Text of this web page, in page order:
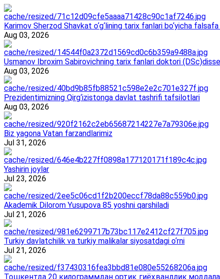
Karimov Sherzod Shavkat o‘g‘lining tarix fanlari bo‘yicha
Aug 03, 2026
Usmanov Ibroxim Sabirovichning tarix fanlari doktori
Aug 03, 2026
Prezidentimizning Qirg‘izistonga davlat tashrifi tafsilotlari
Aug 03, 2026
Biz yagona Vatan farzandlarimiz
Jul 31, 2026
Yashirin joylar
Jul 23, 2026
Akademik Dilorom Yusupova 85 yoshni qarshiladi
Jul 21, 2026
Turkiy davlatchilik va turkiy malikalar siyosatdagi o‘rni
Jul 21, 2026
Тошкентда 20 килограммдан ортиқ гиёҳвандлик